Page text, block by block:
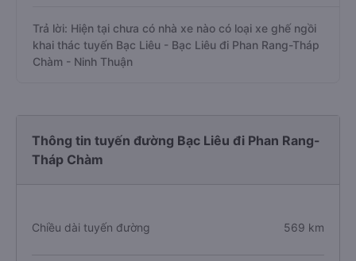
Trả lời: Hiện tại chưa có nhà xe nào có loại xe ghế ngồi
khai thác tuyến Bạc Liêu - Bạc Liêu đi Phan Rang-Tháp
Chàm - Ninh Thuận
Thông tin tuyến đường Bạc Liêu đi Phan Rang-
Tháp Chàm
Chiều dài tuyến đường 569 km